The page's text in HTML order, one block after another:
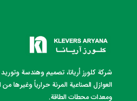
شركة كلورز أريانا، تصميم وهندسة
العوازل الصناعية المرنة حرارياً وغيرها
ومعدات محطات الطاقة.